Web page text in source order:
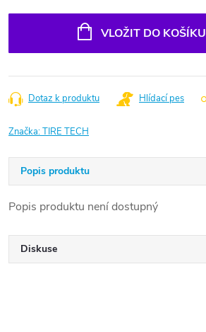
VLOŽIT DO KOŠÍKU
Dotaz k produktu Hlídací pes
Značka:TIRE TECH
Popis produktu
Popis produktu není dostupný
Diskuse